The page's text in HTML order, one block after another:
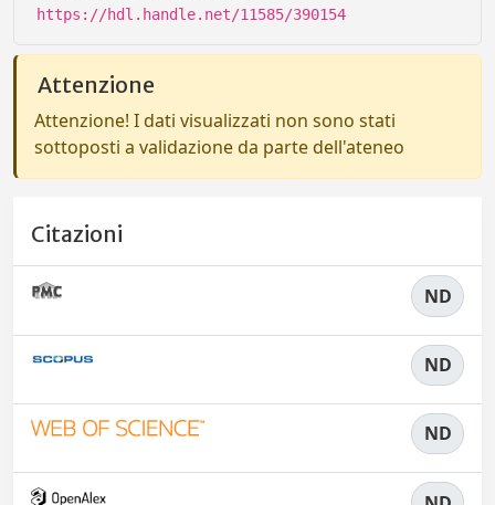
https://hdl.handle.net/11585/390154
Attenzione
Attenzione! I dati visualizzati non sono stati
sottoposti a validazione da parte dell'ateneo
Citazioni
ND
ND
ND